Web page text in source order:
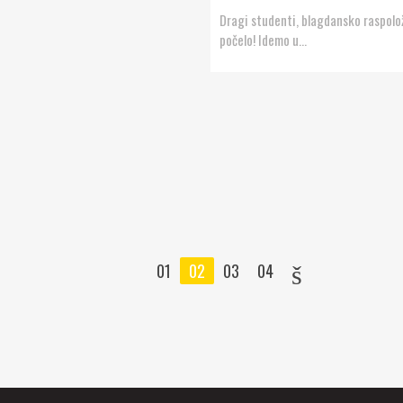
Dragi studenti, blagdansko
počelo! Idemo u...
01 02 03 04